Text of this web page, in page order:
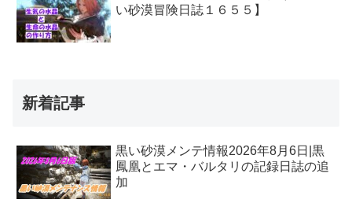
い砂漠冒険日誌１６５５】
新着記事
黒い砂漠メンテ情報2026年8月6日|黒
鳳凰とエマ・バルタリの記録日誌の追
加